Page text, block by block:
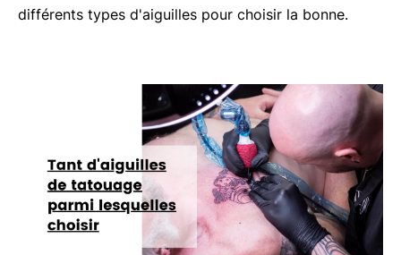
différents types d'aiguilles pour choisir la bonne.